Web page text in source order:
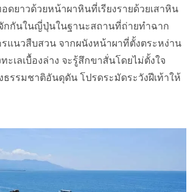
ดยาวด้วยหน้าผาหินที่เรียงรายด้วยเสาหิน
กกันในญี่ปุ่นในฐานะสถานที่ถ่ายทำฉาก
แนวสืบสวน จากผนังหน้าผาที่ตั้งตระหง่าน
ะเลเบื้องล่าง จะรู้สึกขาสั่นโดยไม่ตั้งใจ
รรมชาติอันดุดัน โปรดระมัดระวังฝีเท้าให้